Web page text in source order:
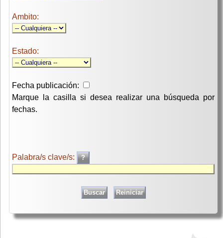
Ambito:
Estado:
Fecha publicación:
Marque la casilla si desea realizar una búsqueda por
fechas.
Palabra/s clave/s: